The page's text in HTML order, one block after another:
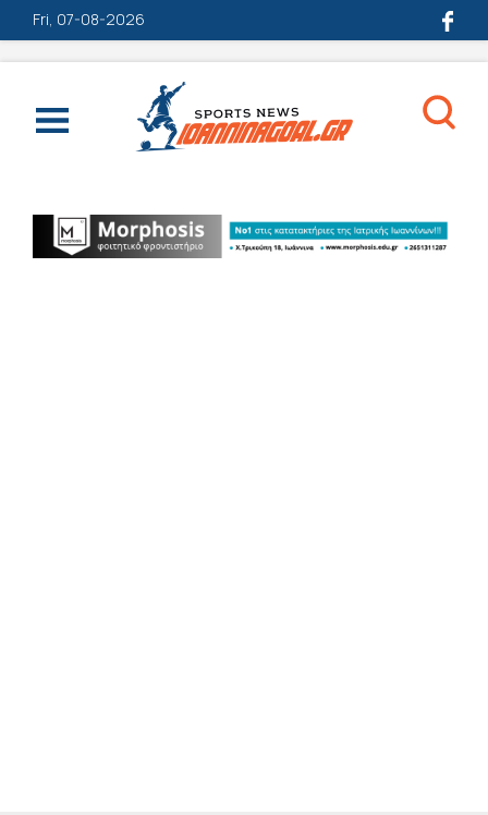
Fri, 07-08-2026